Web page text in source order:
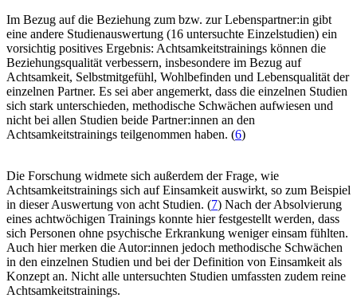
Im Bezug auf die Beziehung zum bzw. zur Lebenspartner:in gibt
eine andere Studienauswertung (16 untersuchte Einzelstudien) ein
vorsichtig positives Ergebnis: Achtsamkeitstrainings können die
Beziehungsqualität verbessern, insbesondere im Bezug auf
Achtsamkeit, Selbstmitgefühl, Wohlbefinden und Lebensqualität der
einzelnen Partner. Es sei aber angemerkt, dass die einzelnen Studien
sich stark unterschieden, methodische Schwächen aufwiesen und
nicht bei allen Studien beide Partner:innen an den
Achtsamkeitstrainings teilgenommen haben. (6)
Die Forschung widmete sich außerdem der Frage, wie
Achtsamkeitstrainings sich auf Einsamkeit auswirkt, so zum Beispiel
in dieser Auswertung von acht Studien. (7) Nach der Absolvierung
eines achtwöchigen Trainings konnte hier festgestellt werden, dass
sich Personen ohne psychische Erkrankung weniger einsam fühlten.
Auch hier merken die Autor:innen jedoch methodische Schwächen
in den einzelnen Studien und bei der Definition von Einsamkeit als
Konzept an. Nicht alle untersuchten Studien umfassten zudem reine
Achtsamkeitstrainings.